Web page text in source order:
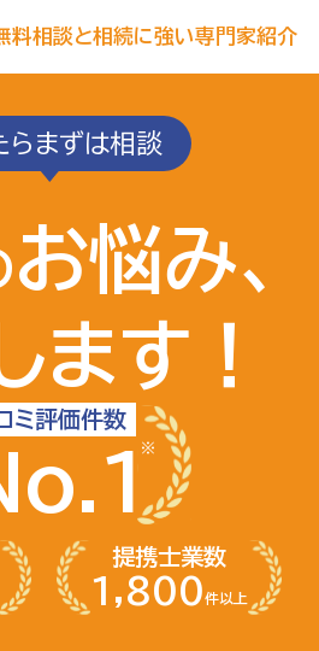
料相談と相続に強い専門家紹介
らまずは相談
お悩み、
ます！
ミ評価件数
提携士業数
1,800件以上